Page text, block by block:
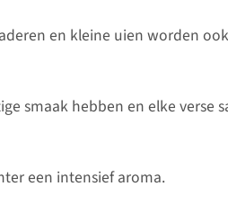
en kleine uien worden ook
smaak hebben en elke verse
een intensief aroma.